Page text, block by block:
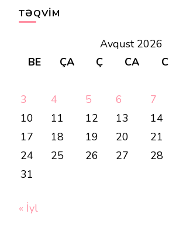
TƏQVIM
Avqust 2026
BE
ÇA Ç CA C
3
4 5 6 7
10
11 12 13 14
17
18 19 20 21
24
25 26 27 28
31
« İyl